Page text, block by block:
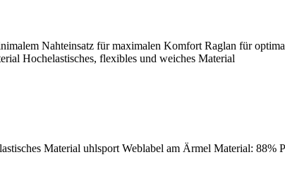
Nahteinsatz für maximalen Komfort Raglan für
Hochelastisches, flexibles und weiches Material
Material uhlsport Weblabel am Ärmel Material: 88%